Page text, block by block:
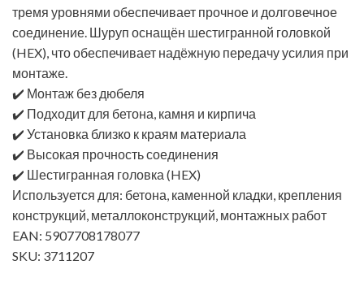
тремя уровнями обеспечивает прочное и долговечное
соединение. Шуруп оснащён шестигранной головкой
(HEX), что обеспечивает надёжную передачу усилия при
монтаже.
✔️ Монтаж без дюбеля
✔️ Подходит для бетона, камня и кирпича
✔️ Установка близко к краям материала
✔️ Высокая прочность соединения
✔️ Шестигранная головка (HEX)
Используется для: бетона, каменной кладки, крепления
конструкций, металлоконструкций, монтажных работ
EAN: 5907708178077
SKU: 3711207